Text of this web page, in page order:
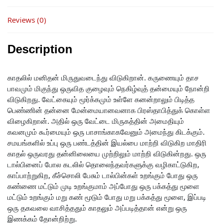
Reviews (0)
Description
காதலில் மனிதன் மிருதுவடைந்து விடுகிறான். கருணையும் தாச
பாவமும் மிகுந்து ஒருவித குழைவும் நெகிழ்வுத் தன்மையும் நோன்றி
விடுகிறது. வேட்கையும் மூர்க்கமும் உள்ளே கனன்றாலும் பிடித்த
பெண்ணின் தன்னை மேன்மையானவனாக பிரஸ்தாபித்துக் கொள்ள
விழைகிறான். அதில் ஒரு வேட்டை மிருகத்தின் அமைதியும்
கவனமும் கூர்மையும் ஒரு பாசாங்காகவேனும் அமைந்து கிடக்கும்.
சமயங்களில் உப்பு ஒரு பண்டத்தின் இயல்பை மாற்றி விடுகிற மாதிரி
காதல் ஒருவரது தன்னிலையை முற்றிலும் மாற்றி விடுகின்றது. ஒரு
டால்பினைப் போல கடலில் தொலைந்தவர்களுக்கு வழிகாட்டுகிற,
காப்பாற்றுகிற, கீச்சொலி பேசும் டால்பின்கள் உறங்கும் போது ஒரு
கண்ணை மட்டும் முடி உறங்குமாம் அப்போது ஒரு பக்கத்து மூளை
மட்டும் உறங்கும் மறு கண் மூடும் போது மறு பக்கத்து மூளை, இப்படி
ஒரு தகவலை வாசித்ததும் காதலும் அப்படித்தான் என்று ஒரு
இணக்கம் தோன்றிற்று.